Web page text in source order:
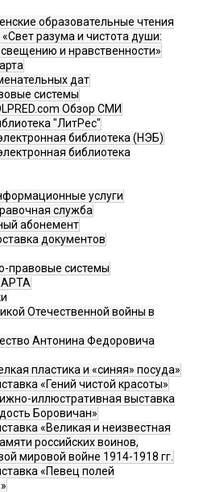
образовательные чтения
«Свет разума и чистота души:
и нравственности»
дат
системы
Обзор СМИ
"ЛитРес"
библиотека (НЭБ)
библиотека
услуги
служба
абонемент
документов
правовые системы
Отечественной войны в
Антонина Федоровича
пластика и «синяя» посуда»
«Гений чистой красоты»
иллюстративная выставка
Боровичан»
«Великая и неизвестная
российских воинов,
мировой войне 1914-1918 гг.
«Певец полей